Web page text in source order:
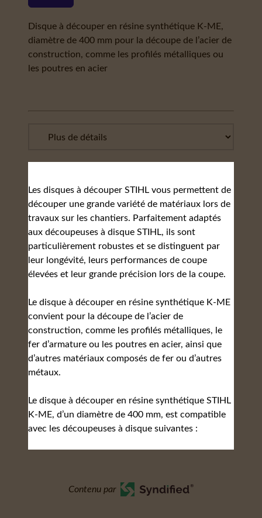
Disque à découper en résine synthétique K-ME,
diamètre de 400 mm pour la découpe de l’acier de
construction, comme les profilés métalliques ou
les poutres en acier
Les disques à découper STIHL vous permettent de
découper une grande variété de matériaux lors de
travaux sur les chantiers. Parfaitement adaptés
aux découpeuses à disque STIHL, ils sont
particulièrement robustes et se distinguent par
leur longévité, leurs performances de coupe
élevées et leur grande précision lors de la coupe.
Le disque à découper en résine synthétique K-ME
convient pour la découpe de l’acier de
construction, comme les profilés métalliques, le
fer d’armature ou les poutres en acier, ainsi que
d’autres matériaux composés de fer ou d’autres
métaux.
Le disque à découper en résine synthétique STIHL
K-ME, d’un diamètre de 400 mm, est compatible
avec les découpeuses à disque suivantes :
Contenu par